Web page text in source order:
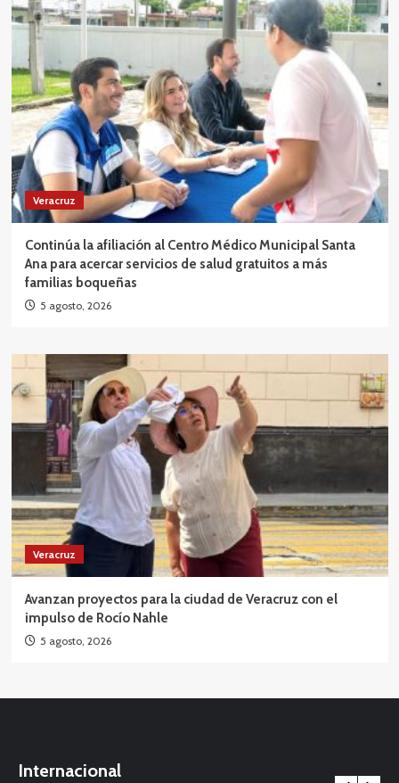
Veracruz
Continúa la afiliación al Centro Médico Municipal Santa
Ana para acercar servicios de salud gratuitos a más
familias boqueñas
5 agosto, 2026
Veracruz
Avanzan proyectos para la ciudad de Veracruz con el
impulso de Rocío Nahle
5 agosto, 2026
Internacional